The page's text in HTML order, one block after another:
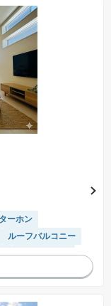
ーホン
ルーフバルコニー
閑静な住宅地